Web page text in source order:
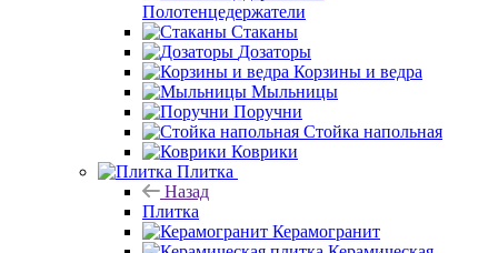
Полотенцедержатели
Стаканы
Дозаторы
Корзины и ведра
Мыльницы
Поручни
Стойка напольная
Коврики
Плитка
Назад
Плитка
Керамогранит